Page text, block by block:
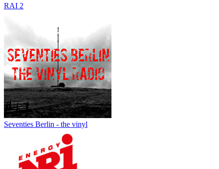
RAI 2
Seventies Berlin - the vinyl